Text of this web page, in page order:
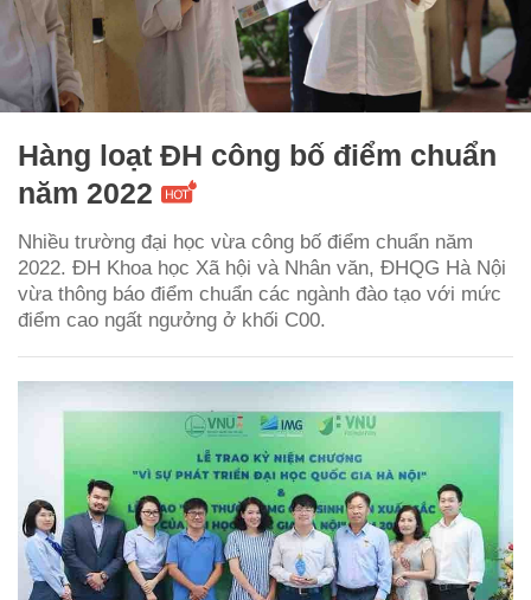
Hàng loạt ĐH công bố điểm chuẩn
năm 2022
Nhiều trường đại học vừa công bố điểm chuẩn năm
2022. ĐH Khoa học Xã hội và Nhân văn, ĐHQG Hà Nội
vừa thông báo điểm chuẩn các ngành đào tạo với mức
điểm cao ngất ngưởng ở khối C00.